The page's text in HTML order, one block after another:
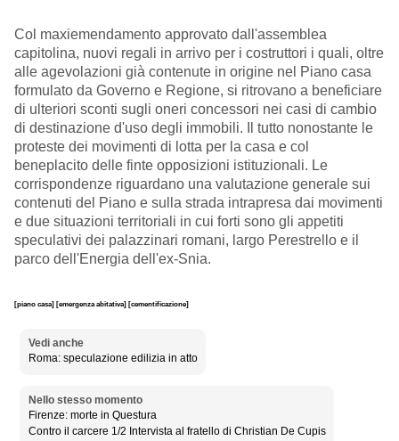
Col maxiemendamento approvato dall'assemblea
capitolina, nuovi regali in arrivo per i costruttori i quali, oltre
alle agevolazioni già contenute in origine nel Piano casa
formulato da Governo e Regione, si ritrovano a beneficiare
di ulteriori sconti sugli oneri concessori nei casi di cambio
di destinazione d'uso degli immobili. Il tutto nonostante le
proteste dei movimenti di lotta per la casa e col
beneplacito delle finte opposizioni istituzionali. Le
corrispondenze riguardano una valutazione generale sui
contenuti del Piano e sulla strada intrapresa dai movimenti
e due situazioni territoriali in cui forti sono gli appetiti
speculativi dei palazzinari romani, largo Perestrello e il
parco dell'Energia dell'ex-Snia.
[piano casa] [emergenza abitativa] [cementificazione]
Vedi anche
Roma: speculazione edilizia in atto
Nello stesso momento
Firenze: morte in Questura
Contro il carcere 1/2 Intervista al fratello di Christian De Cupis